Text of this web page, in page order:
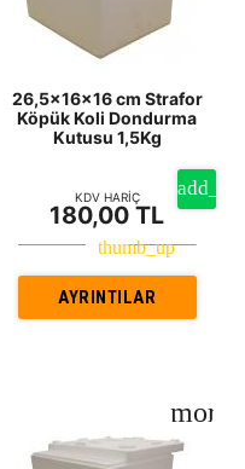
26,5x16x16 cm Strafor
Köpük Koli Dondurma
Kutusu 1,5Kg
KDV HARİÇ
180,00 TL
AYRINTILAR